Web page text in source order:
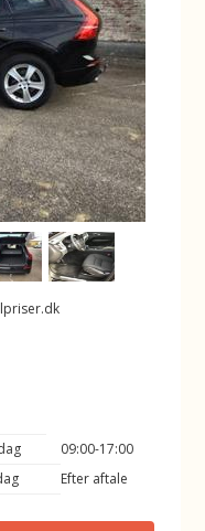
09:00-17:00
Efter aftale